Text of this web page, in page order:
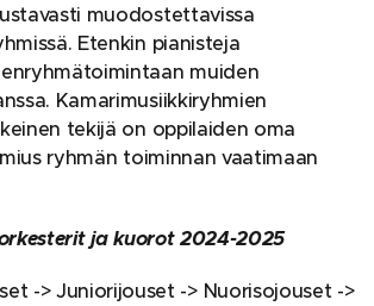
muodostettavissa
Etenkin pianisteja
muiden
Kamarimusiikkiryhmien
tekijä on oppilaiden oma
ryhmän toiminnan vaatimaan
ja kuorot 2024-2025
-> Juniorijouset -> Nuorisojouset ->